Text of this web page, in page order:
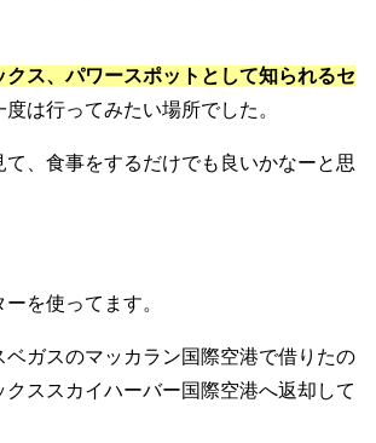
クス、パワースポットとして知られるセ
は行ってみたい場所でした。
て、食事をするだけでも良いかなーと思
を使ってます。
ベガスのマッカラン国際空港で借りたの
クススカイハーバー国際空港へ返却して